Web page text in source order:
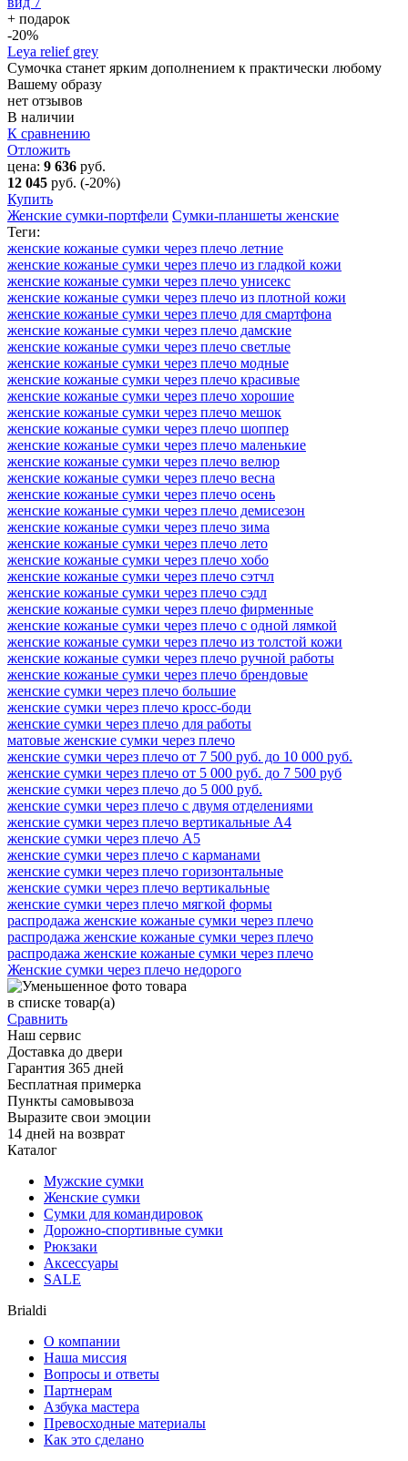
+ подарок
-20%
Leya relief grey
Сумочка станет ярким дополнением к практически любому
Вашему образу
нет отзывов
В наличии
К сравнению
Отложить
цена: 9 636 руб.
12 045 руб. (-20%)
Купить
Женские сумки-портфели Сумки-планшеты женские
Теги:
женские кожаные сумки через плечо летние
женские кожаные сумки через плечо из гладкой кожи
женские кожаные сумки через плечо унисекс
женские кожаные сумки через плечо из плотной кожи
женские кожаные сумки через плечо для смартфона
женские кожаные сумки через плечо дамские
женские кожаные сумки через плечо светлые
женские кожаные сумки через плечо модные
женские кожаные сумки через плечо красивые
женские кожаные сумки через плечо хорошие
женские кожаные сумки через плечо мешок
женские кожаные сумки через плечо шоппер
женские кожаные сумки через плечо маленькие
женские кожаные сумки через плечо велюр
женские кожаные сумки через плечо весна
женские кожаные сумки через плечо осень
женские кожаные сумки через плечо демисезон
женские кожаные сумки через плечо зима
женские кожаные сумки через плечо лето
женские кожаные сумки через плечо хобо
женские кожаные сумки через плечо cэтчл
женские кожаные сумки через плечо сэдл
женские кожаные сумки через плечо фирменные
женские кожаные сумки через плечо с одной лямкой
женские кожаные сумки через плечо из толстой кожи
женские кожаные сумки через плечо ручной работы
женские кожаные сумки через плечо брендовые
женские сумки через плечо большие
женские сумки через плечо кросс-боди
женские сумки через плечо для работы
матовые женские сумки через плечо
женские сумки через плечо от 7 500 руб. до 10 000 руб.
женские сумки через плечо от 5 000 руб. до 7 500 руб
женские сумки через плечо до 5 000 руб.
женские сумки через плечо с двумя отделениями
женские сумки через плечо вертикальные А4
женские сумки через плечо А5
женские сумки через плечо с карманами
женские сумки через плечо горизонтальные
женские сумки через плечо вертикальные
женские сумки через плечо мягкой формы
распродажа женские кожаные сумки через плечо
распродажа женские кожаные сумки через плечо
распродажа женские кожаные сумки через плечо
Женские сумки через плечо недорого
в списке товар(а)
Сравнить
Наш сервис
Доставка до двери
Гарантия 365 дней
Бесплатная примерка
Пункты самовывоза
Выразите свои эмоции
14 дней на возврат
Каталог
Мужские сумки
Женские сумки
Сумки для командировок
Дорожно-спортивные сумки
Рюкзаки
Аксессуары
SALE
Brialdi
О компании
Наша миссия
Вопросы и ответы
Партнерам
Азбука мастера
Превосходные материалы
Как это сделано